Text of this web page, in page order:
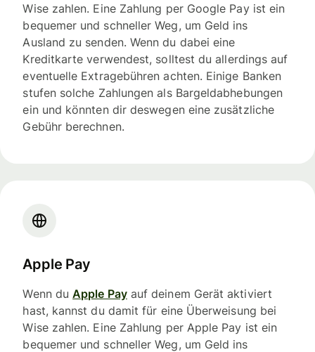
Wise zahlen. Eine Zahlung per Google Pay ist ein
bequemer und schneller Weg, um Geld ins
Ausland zu senden. Wenn du dabei eine
Kreditkarte verwendest, solltest du allerdings auf
eventuelle Extragebühren achten. Einige Banken
stufen solche Zahlungen als Bargeldabhebungen
ein und könnten dir deswegen eine zusätzliche
Gebühr berechnen.
Apple Pay
Wenn duApple Payauf deinem Gerät aktiviert
hast, kannst du damit für eine Überweisung bei
Wise zahlen. Eine Zahlung per Apple Pay ist ein
bequemer und schneller Weg, um Geld ins